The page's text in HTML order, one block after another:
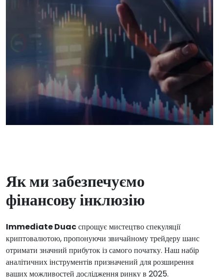
Як ми забезпечуємо
фінансову інклюзію
Immediate Duacспрощує мистецтво спекуляції
криптовалютою, пропонуючи звичайному трейдеру шанс
отримати значний прибуток із самого початку. Наш набір
аналітичних інструментів призначений для розширення
ваших можливостей дослідження ринку в 2025.